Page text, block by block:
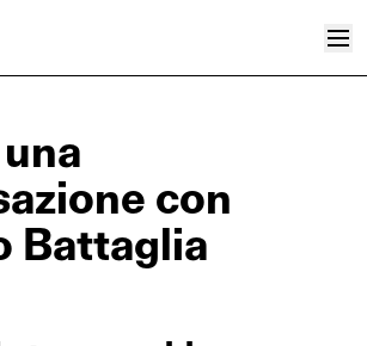
Heritage
con
Battaglia